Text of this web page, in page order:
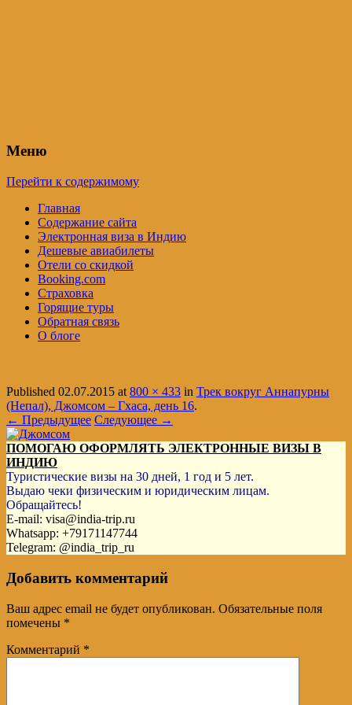
Меню
Перейти к содержимому
Главная
Содержание сайта
Электронная виза в Индию
Дешевые авиабилеты
Отели со скидкой
Booking.com
Страховка
Горящие туры
Обратная связь
О блоге
Published 02.07.2015 at800 × 433 in Трек вокруг Аннапурны
(Непал), Джомсом – Гхаса, день 16.
← Предыдущее Следующее →
ПОМОГАЮ ОФОРМЛЯТЬ ЭЛЕКТРОННЫЕ ВИЗЫ В
ИНДИЮ
Туристические визы на 30 дней, 1 год и 5 лет.
Выдаю чеки физическим и юридическим лицам.
Обращайтесь!
E-mail: visa@india-trip.ru
Whatsapp: +79171147744
Telegram: @india_trip_ru
Добавить комментарий
Ваш адрес email не будет опубликован. Обязательные поля
помечены *
Комментарий *